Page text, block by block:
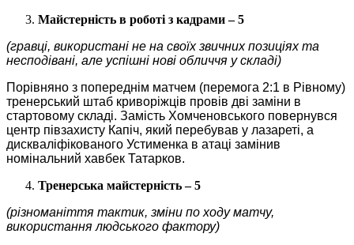
Майстерність в роботі з кадрами – 5
(гравці, використані не на своїх звичних позиціях та
несподівані, але успішні нові обличчя у складі)
Порівняно з попереднім матчем (перемога 2:1 в Рівному)
тренерський штаб криворіжців провів дві заміни в
стартовому складі. Замість Хомченовського повернувся
центр півзахисту Капіч, який перебував у лазареті, а
дискваліфікованого Устименка в атаці замінив
номінальний хавбек Татарков.
Тренерська майстерність – 5
(різноманіття тактик, зміни по ходу матчу,
використання людського фактору)